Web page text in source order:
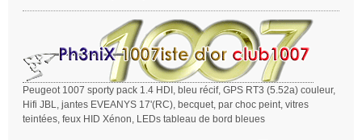
Peugeot 1007 sporty pack 1.4 HDI, bleu récif, GPS RT3 (5.52a) couleur,
Hifi JBL, jantes EVEANYS 17'(RC), becquet, par choc peint, vitres
teintées, feux HID Xénon, LEDs tableau de bord bleues